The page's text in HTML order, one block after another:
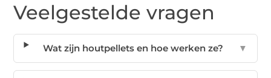
Veelgestelde vragen
Wat zijn houtpellets en hoe werken ze? ▼